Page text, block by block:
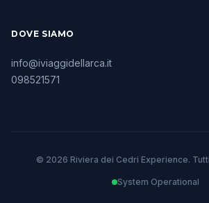
DOVE SIAMO
info@iviaggidellarca.it
098521571
© 2026 Riviera dei Cedri Experience.
System Operational